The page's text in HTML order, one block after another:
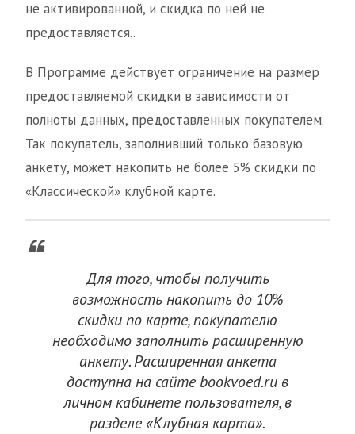
не активированной, и скидка по ней не
предоставляется..
В Программе действует ограничение на размер
предоставляемой скидки в зависимости от
полноты данных, предоставленных покупателем.
Так покупатель, заполнивший только базовую
анкету, может накопить не более 5% скидки по
«Классической» клубной карте.
Для того, чтобы получить
возможность накопить до 10%
скидки по карте, покупателю
необходимо заполнить расширенную
анкету. Расширенная анкета
доступна на сайте bookvoed.ru в
личном кабинете пользователя, в
разделе «Клубная карта».